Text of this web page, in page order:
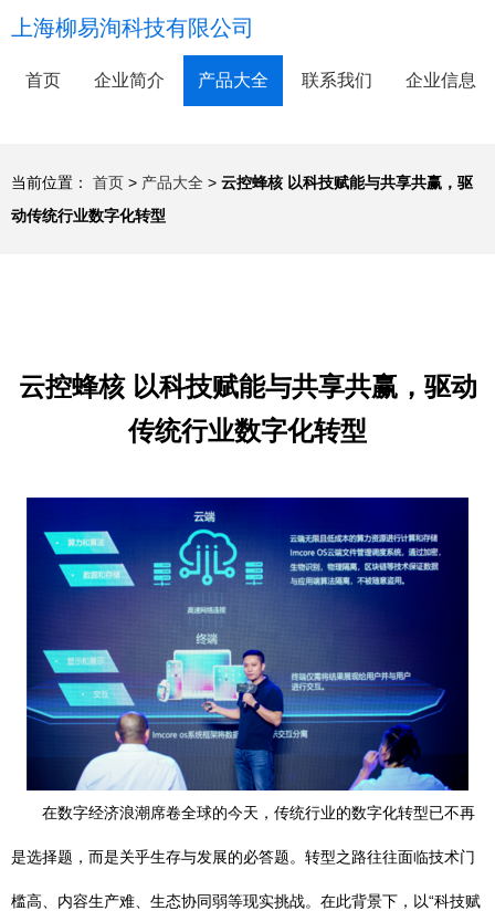
上海柳易洵科技有限公司
首页 企业简介 产品大全 联系我们 企业信息
当前位置： 首页 > 产品大全 > 云控蜂核 以科技赋能与共享共赢，驱
动传统行业数字化转型
云控蜂核 以科技赋能与共享共赢，驱动
传统行业数字化转型
在数字经济浪潮席卷全球的今天，传统行业的数字化转型已不再
是选择题，而是关乎生存与发展的必答题。转型之路往往面临技术门
槛高、内容生产难、生态协同弱等现实挑战。在此背景下，以“科技赋